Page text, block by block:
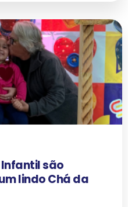
são
lindo Chá da